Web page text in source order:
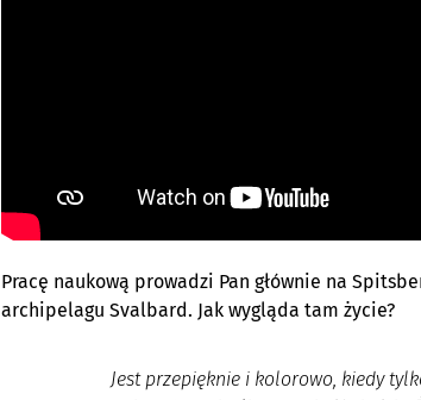
Pracę naukową prowadzi Pan głównie na
archipelagu Svalbard. Jak wygląda tam życie?
Jest przepięknie i kolorowo, kiedy